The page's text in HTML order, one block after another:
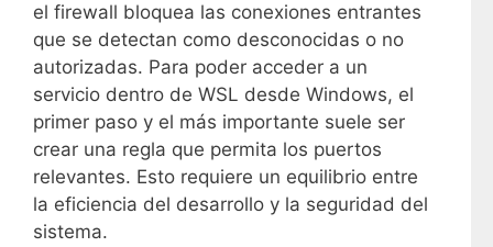
el firewall bloquea las conexiones entrantes
que se detectan como desconocidas o no
autorizadas. Para poder acceder a un
servicio dentro de WSL desde Windows, el
primer paso y el más importante suele ser
crear una regla que permita los puertos
relevantes. Esto requiere un equilibrio entre
la eficiencia del desarrollo y la seguridad del
sistema.